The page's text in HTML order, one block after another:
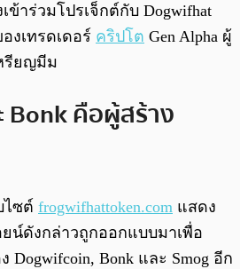
ข้าร่วมโปรเจ็กต์กับ Dogwifhat
งเทรดเดอร์ คริปโต Gen Alpha ผู้
รียญมีม
Bonk คือผู้สร้าง
ไซต์ frogwifhattoken.com แสดง
น์ดังกล่าวถูกออกแบบมาเพื่อ
Dogwifcoin, Bonk และ Smog อีก